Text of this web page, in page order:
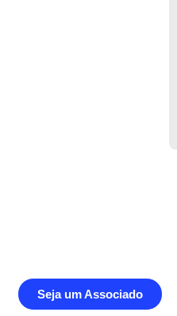
Seja um Associado